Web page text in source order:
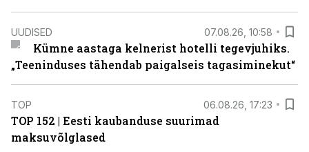
UUDISED 07.08.26, 10:58
Kümne aastaga kelnerist hotelli tegevjuhiks.
„Teeninduses tähendab paigalseis tagasiminekut“
TOP 06.08.26, 17:23
TOP 152 | Eesti kaubanduse suurimad
maksuvõlglased